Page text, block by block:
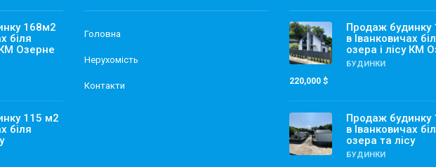
168м2
біля
КМ Озерне
115 м2
біля
Головна
Нерухомість
Контакти
Продаж будинку
в Іванковичах
озера і лісу КМ
БУДИНКИ
220,000 $
Продаж будинку
в Іванковичах
озера та лісу
БУДИНКИ